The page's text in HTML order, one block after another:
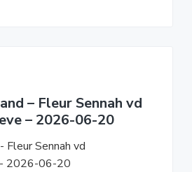
– Fleur Sennah vd
– 2026-06-20
Fleur Sennah vd
2026-06-20